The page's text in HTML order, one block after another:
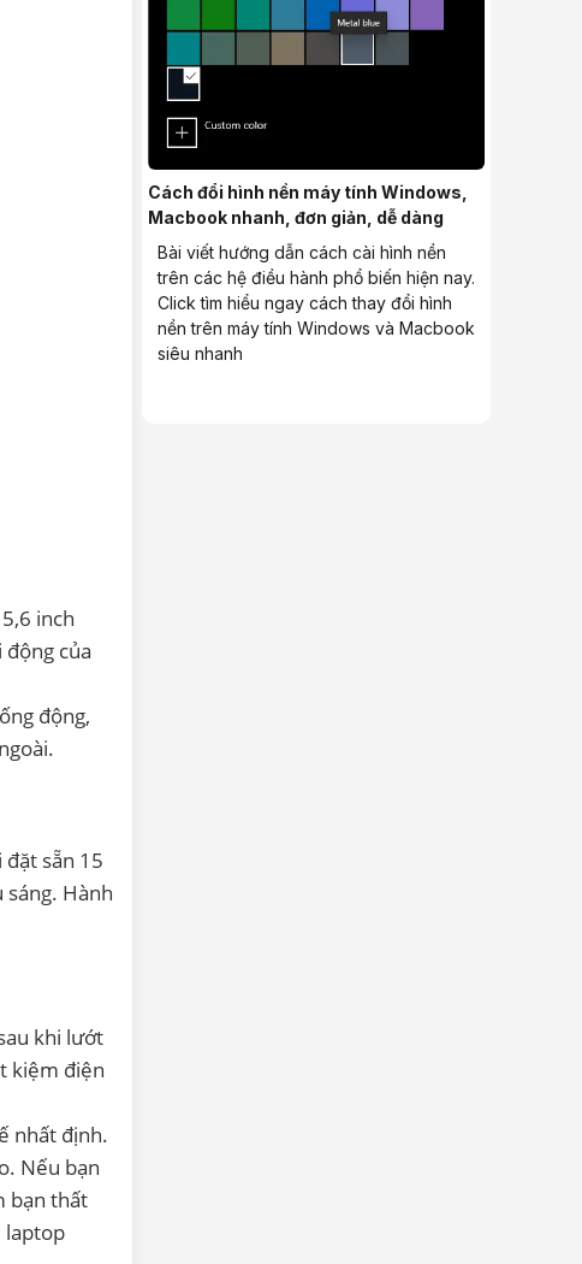
inch
của
động,
sẵn 15
Hành
khi lướt
kiệm điện
nhất định.
Nếu bạn
bạn thất
laptop
Cách đổi hình nền máy tính Windows,
Macbook nhanh, đơn giản, dễ dàng
Bài viết hướng dẫn cách cài hình nền
trên các hệ điều hành phổ biến hiện nay.
Click tìm hiểu ngay cách thay đổi hình
nền trên máy tính Windows và Macbook
siêu nhanh